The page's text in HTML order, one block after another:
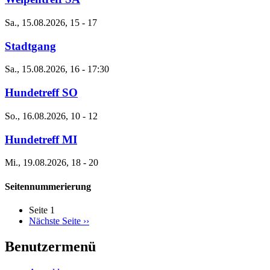
Sa., 15.08.2026, 15 - 17
Stadtgang
Sa., 15.08.2026, 16 - 17:30
Hundetreff SO
So., 16.08.2026, 10 - 12
Hundetreff MI
Mi., 19.08.2026, 18 - 20
Seitennummerierung
Seite 1
Nächste Seite ››
Benutzermenü